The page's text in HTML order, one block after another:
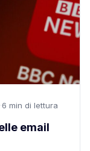
·6 min di lettura
email